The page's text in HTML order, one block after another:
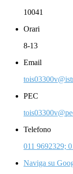
10041
Orari
8-13
Email
PEC
Telefono
011 9692329;
Naviga su